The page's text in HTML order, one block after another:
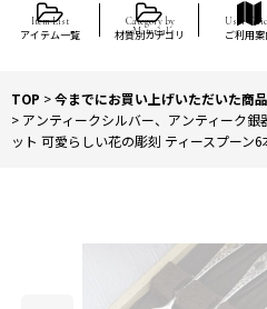
アイテム一覧 材質別カテゴリ ご利用案
TOP >今までにお買い上げいただいた商品
> アンティークシルバー、アンティーク
ット 可愛らしい花の彫刻 ティースプーン6